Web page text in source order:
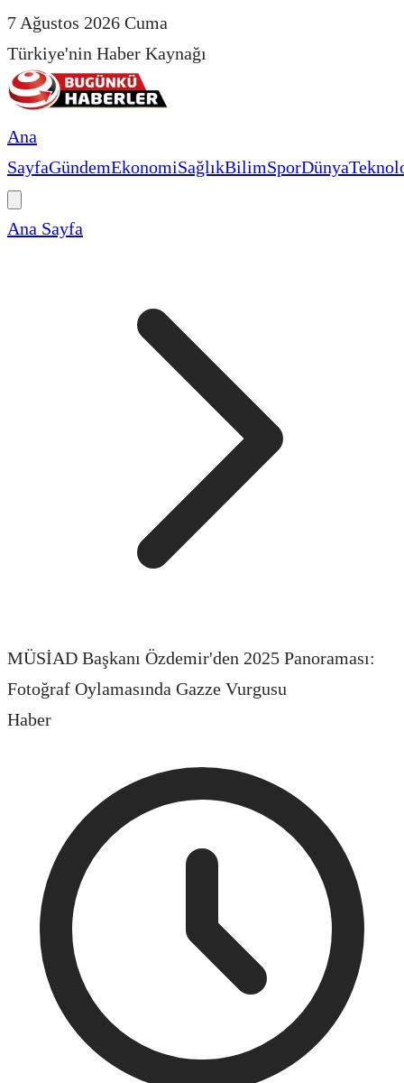
7 Ağustos 2026 Cuma
Türkiye'nin Haber Kaynağı
Ana
SayfaGündemEkonomiSağlıkBilimSporDünya
Ana Sayfa
MÜSİAD Başkanı Özdemir'den 2025 Panoraması:
Fotoğraf Oylamasında Gazze Vurgusu
Haber